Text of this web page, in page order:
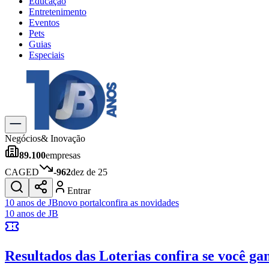
Entretenimento
Eventos
Pets
Guias
Especiais
Explore Tudo
Últimas Notícias
Previsão do Tempo
Trânsito e Rotas
Dia a Dia & Lazer
Gastronomia
Cinema & Shows
JogosNovo
Para Sua Empresa
Publicidade Legal
Negócios& Inovação
89.100empresas
CAGED
-962dez de 25
Entrar
10 anos de JBnovo portalconfira as novidades
10 anos de JB
Resultados das Loterias confira se você